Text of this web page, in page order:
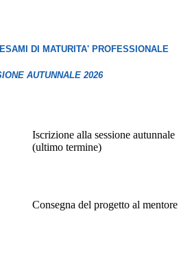
DI MATURITA' PROFESSIONALE
AUTUNNALE 2026
Iscrizione alla sessione autunnale
(ultimo termine)
Consegna del progetto al mentore